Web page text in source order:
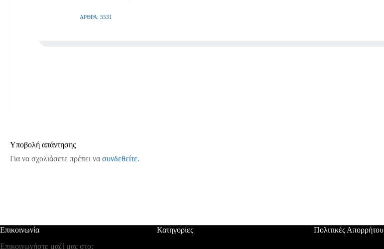
ΆΡΘΡΑ: 5531
Υποβολή απάντησης
Για να σχολιάσετε πρέπει να συνδεθείτε.
Επικοινωνία
Επικοινωνήστε μαζί μας στο:
Κατηγορίες Πολιτικές Απορρήτου